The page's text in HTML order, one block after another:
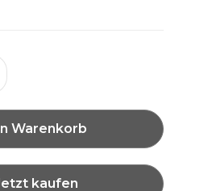
Warenkorb
kaufen